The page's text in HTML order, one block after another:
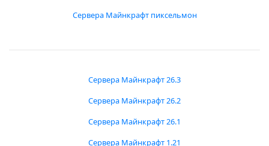
Сервера Майнкрафт пиксельмон
Сервера Майнкрафт 26.3
Сервера Майнкрафт 26.2
Сервера Майнкрафт 26.1
Сервера Майнкрафт 1.21